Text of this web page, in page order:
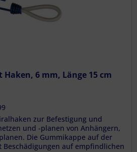
6 mm, Länge 15 cm
zur Befestigung und
und -planen von Anhängern,
Die Gummikappe auf der
Beschädigungen auf empfindlichen